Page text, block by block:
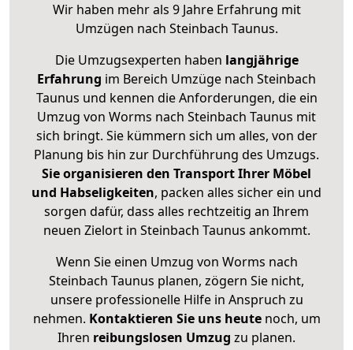
Wir haben mehr als 9 Jahre Erfahrung mit
Umzügen nach Steinbach Taunus.
Die Umzugsexperten haben langjährige
Erfahrung im Bereich Umzüge nach Steinbach
Taunus und kennen die Anforderungen, die ein
Umzug von Worms nach Steinbach Taunus mit
sich bringt. Sie kümmern sich um alles, von der
Planung bis hin zur Durchführung des Umzugs.
Sie organisieren den Transport Ihrer Möbel
und Habseligkeiten, packen alles sicher ein und
sorgen dafür, dass alles rechtzeitig an Ihrem
neuen Zielort in Steinbach Taunus ankommt.
Wenn Sie einen Umzug von Worms nach
Steinbach Taunus planen, zögern Sie nicht,
unsere professionelle Hilfe in Anspruch zu
nehmen. Kontaktieren Sie uns heutenoch, um
Ihren reibungslosen Umzug zu planen.